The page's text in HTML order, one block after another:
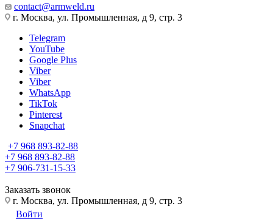
contact@armweld.ru
г. Москва, ул. Промышленная, д 9, стр. 3
Telegram
YouTube
Google Plus
Viber
Viber
WhatsApp
TikTok
Pinterest
Snapchat
+7 968 893-82-88
+7 968 893-82-88
+7 906-731-15-33
Заказать звонок
г. Москва, ул. Промышленная, д 9, стр. 3
Войти